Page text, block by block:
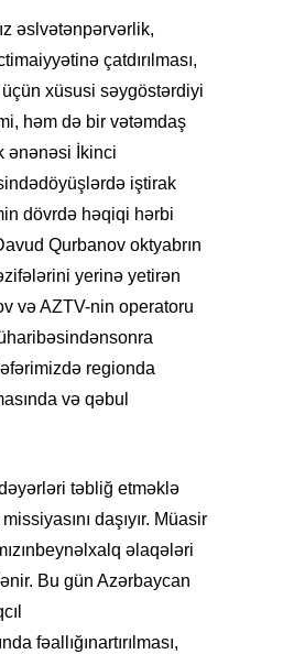
əslvətənpərvərlik,
çatdırılması,
üçün xüsusi səygöstərdiyi
həm də bir vətəmdaş
ənənəsi İkinci
iştirak
dövrdə həqiqi hərbi
Qurbanov oktyabrın
yerinə yetirən
və AZTV-nin operatoru
regionda
və qəbul
təbliğ etməklə
daşıyır. Müasir
əlaqələri
Bu gün Azərbaycan
fəallığınartırılması,